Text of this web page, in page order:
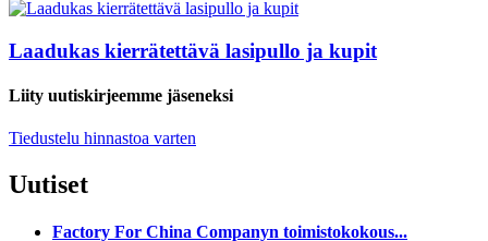
Laadukas kierrätettävä lasipullo ja kupit
Liity uutiskirjeemme jäseneksi
Tiedustelu hinnastoa varten
Uutiset
Factory For China Companyn toimistokokous...